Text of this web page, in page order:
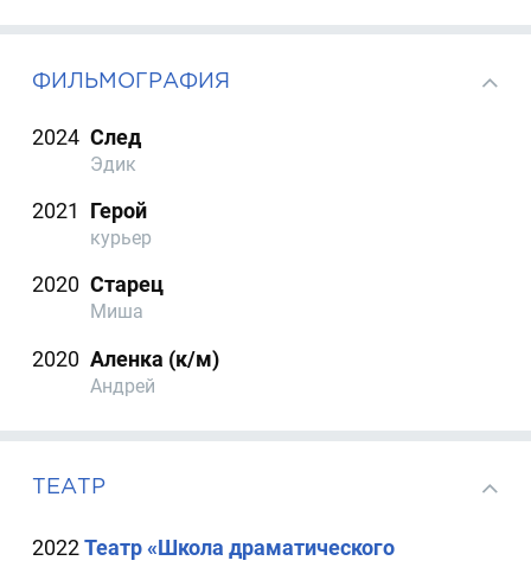
ФИЛЬМОГРАФИЯ
2024 След
Эдик
2021 Герой
курьер
2020 Старец
Миша
2020 Аленка (к/м)
Андрей
ТЕАТР
2022Театр «Школа драматического